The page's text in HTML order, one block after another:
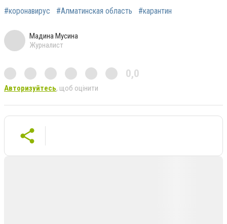
#коронавирус #Алматинская область #карантин
Мадина Мусина
Журналист
0,0
Авторизуйтесь, щоб оцінити